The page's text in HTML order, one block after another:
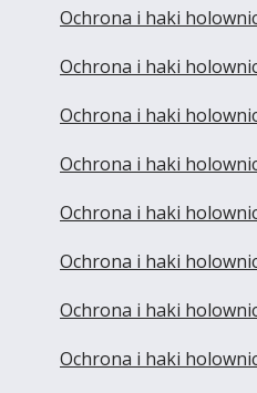
Ochrona i haki
Ochrona i haki
Ochrona i haki
Ochrona i haki
Ochrona i haki
Ochrona i haki
Ochrona i haki
Ochrona i haki